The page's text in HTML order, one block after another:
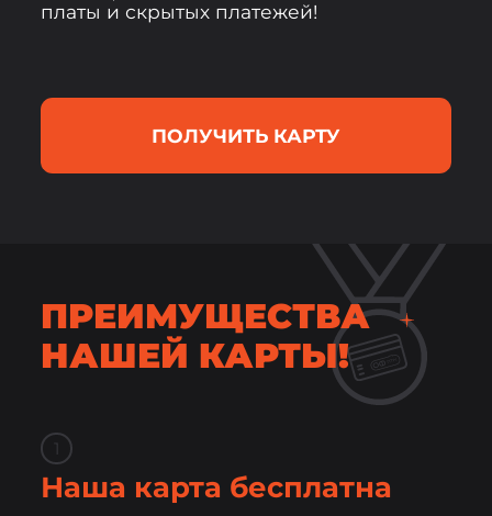
платы и скрытых платежей!
ПОЛУЧИТЬ КАРТУ
ПРЕИМУЩЕСТВА
НАШЕЙ КАРТЫ!
Наша карта бесплатна